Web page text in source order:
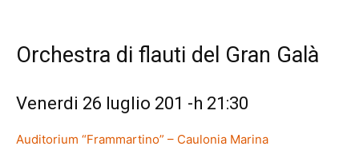
Orchestra di flauti del Gran Galà
Venerdi 26 luglio 201 -h 21:30
Auditorium “Frammartino” – Caulonia Marina